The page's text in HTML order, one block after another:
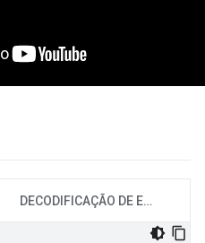
DECODIFICAÇÃO DE ENTRADA